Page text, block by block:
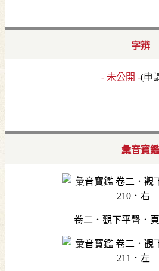
字辨
- 未公開 -(申
彙音寶鑑
卷二．觀下平聲．